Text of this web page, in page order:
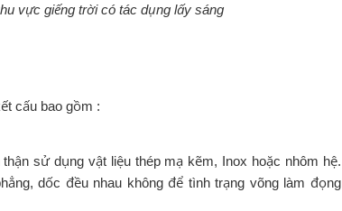
vực giếng trời có tác dụng lấy sáng
cấu bao gồm :
sử dụng vật liệu thép mạ kẽm, Inox hoặc nhôm hệ.
dốc đều nhau không để tình trạng võng làm đọng